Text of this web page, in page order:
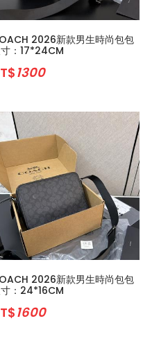
2026新款男生時尚包包
：17*24CM
1300
2026新款男生時尚包包
：24*16CM
1600